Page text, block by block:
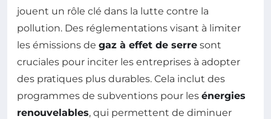
jouent un rôle clé dans la lutte contre la
pollution. Des réglementations visant à limiter
les émissions de gaz à effet de serre sont
cruciales pour inciter les entreprises à adopter
des pratiques plus durables. Cela inclut des
programmes de subventions pour les énergies
renouvelables, qui permettent de diminuer